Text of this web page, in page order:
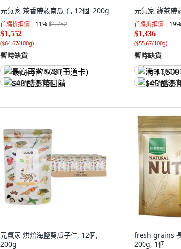
元氣家 茶香帶殼南瓜子, 12個, 200g
首購折扣價 11%$1,752
$1,552
($64.67/100g)
暫時缺貨
最高再省 $78 (王道卡)
$48 酷澎幣回饋
元氣家 綠茶帶
首購折扣價 19%
$1,336
($55.67/100g)
暫時缺貨
满 $1,500 再
$45 酷澎幣
元氣家 烘焙海鹽葵瓜子仁, 12個,
200g
fresh grains
200g, 1個